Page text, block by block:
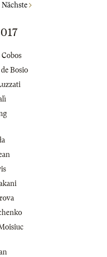
Nächste
Cobos
Bosio